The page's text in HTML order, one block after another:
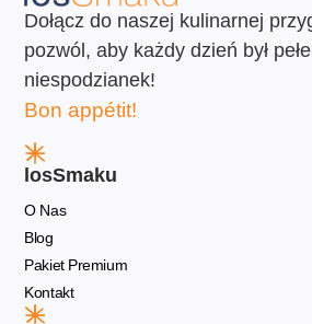
Dołącz do naszej kulinarnej
pozwól, aby każdy dzień był
niespodzianek!
Bon appétit!
losSmaku
O Nas
Blog
Pakiet Premium
Kontakt